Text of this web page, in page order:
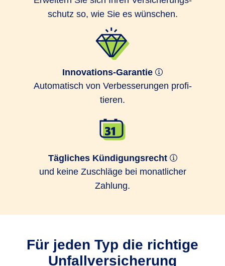
schutz so, wie Sie es wünschen.
Innovations-Garantie
Auto­matisch von Ver­bes­serungen profi­
tieren.
Tägliches Kündigungsrecht
und keine Zuschläge bei monatlicher
Zahlung.
Für jeden Typ die richtige
Unfallversicherung